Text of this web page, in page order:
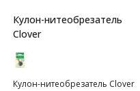
Кулон-нитеобрезатель
Clover
Кулон-нитеобрезатель Clover